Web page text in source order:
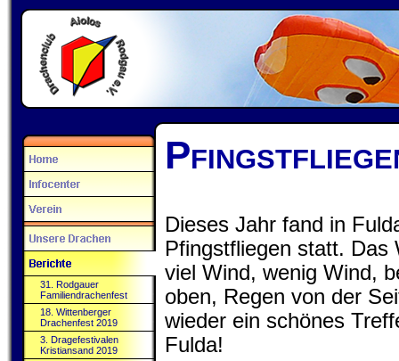
31. Rodgauer
Familiendrachenfest
18. Wittenberger
Drachenfest 2019
3. Dragefestivalen
Kristiansand 2019
Dieses Jahr fand in
Pfingstfliegen statt. Das
viel Wind, wenig Wind,
oben, Regen von der
wieder ein schönes
Fulda!